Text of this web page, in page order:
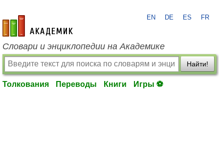
academic.ru
EN DE ES FR
Словари и энциклопедии на Академике
Найти!
Толкования Переводы Книги Игры ⚽